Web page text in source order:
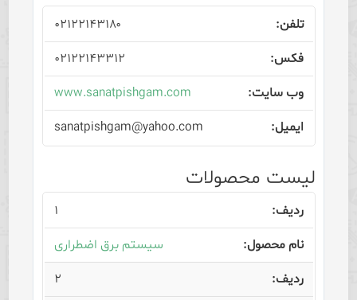
۰۲۱۲۲۱۴۳۱۸۰
۰۲۱۲۲۱۴۳۳۱۲
www.sanatpishgam.com
sanatpishgam@yahoo.com
لیست محصولات
۱
سیستم برق اضطراری
۲